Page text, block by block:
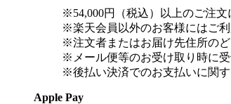
※54,000円（税込）以上のご注文
※楽天会員以外のお客様にはご利
※注文者またはお届け先住所の
※メール便等のお受け取り時に
※後払い決済でのお支払いに関
Apple Pay